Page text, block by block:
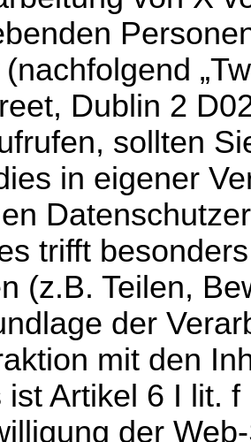
Dublin 2
sollten
in eigener
trifft
(z.B. Teilen,
der
mit den
ist Artikel 6 I lit.
der